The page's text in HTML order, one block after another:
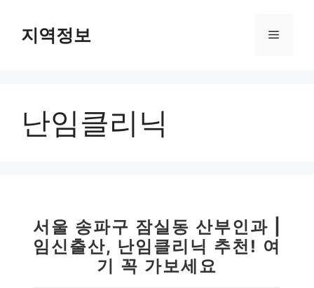
지역정보 메
난임클리닉
서울 송파구 잠실동 산부인과 |
임신출산, 난임클리닉 추천! 여
기 꼭 가보세요